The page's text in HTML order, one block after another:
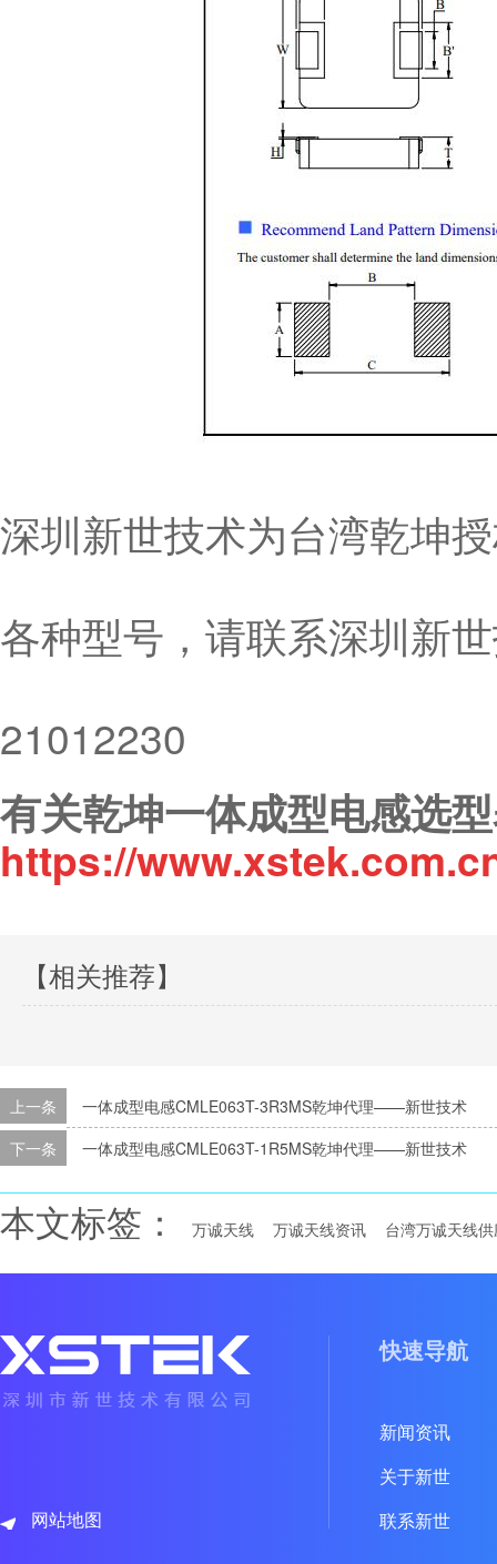
深圳新世技术为台湾乾坤
各种型号，请联系深圳新
21012230
有关乾坤一体成型电感选
https://
【相关推荐】
上一条
一体成型电感CMLE063T-3R3MS乾坤代理——新世技术
下一条
一体成型电感CMLE063T-1R5MS乾坤代理——新世技术
本文标签： 万诚天线 万诚天线资讯 台湾万诚天线
网站地图
快速导航
新闻资讯
关于新世
联系新世